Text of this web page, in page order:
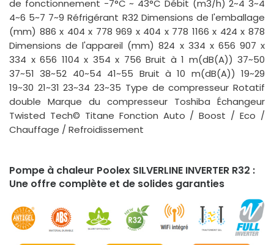
de fonctionnement -7°C ~ 43°C Débit (m3/h) 2~4 3~4
4~6 5~7 7~9 Réfrigérant R32 Dimensions de l'emballage
(mm) 886 x 404 x 778 969 x 404 x 778 1166 x 424 x 878
Dimensions de l'appareil (mm) 824 x 334 x 656 907 x
334 x 656 1104 x 354 x 756 Bruit à 1 m(dB(A)) 37~50
37~51 38~52 40~54 41~55 Bruit à 10 m(dB(A)) 19~29
19~30 21~31 23~34 23~35 Type de compresseur Rotatif
double Marque du compresseur Toshiba Échangeur
Twisted Tech© Titane Fonction Auto / Boost / Eco /
Chauffage / Refroidissement
Pompe à chaleur Poolex SILVERLINE INVERTER R32 :
Une offre complète et de solides garanties